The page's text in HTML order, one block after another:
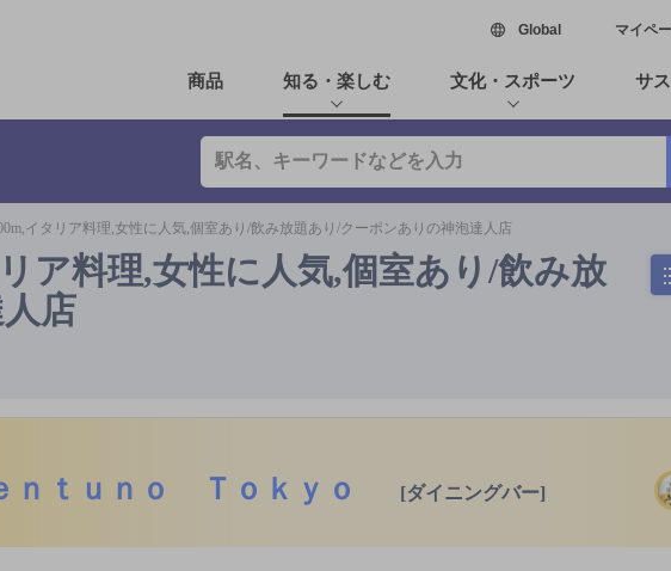
Global新しいウィンド
マイペ
商品 知る・楽しむ 文化・スポーツ サ
イタリア料理,女性に人気,個室あり/飲み放題あり/クーポンありの神泡達人店
ア料理,女性に人気,個室あり/飲み放
店
ｎｔｕｎｏ Ｔｏｋｙｏ [ダイニングバー]